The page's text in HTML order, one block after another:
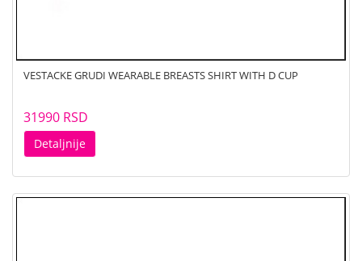
VESTACKE GRUDI WEARABLE BREASTS SHIRT WITH D CUP
31990 RSD
Detaljnije